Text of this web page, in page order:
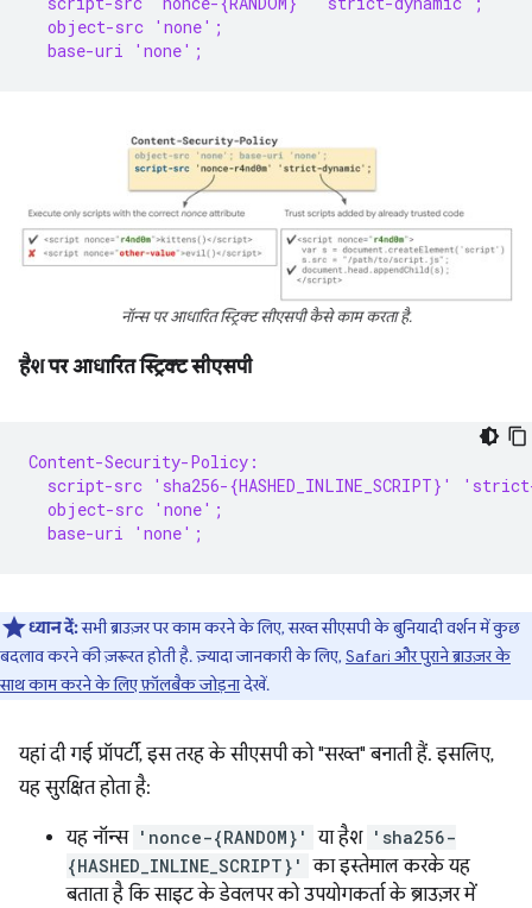
  object-src 'none';
  base-uri 'none';
नॉन्स पर आधारित स्ट्रिक्ट सीएसपी कैसे काम करता है.
हैश पर आधारित स्ट्रिक्ट सीएसपी
Content-Security-Policy:
script-src 'sha256-{HASHED_INLINE_SCRIPT}'
  object-src 'none';
  base-uri 'none';
ध्यान दें:सभी ब्राउज़र पर काम करने के लिए, सख्त सीएसपी के बुनियादी वर्शन में कुछ
बदलाव करने की ज़रूरत होती है. ज़्यादा जानकारी के लिए, Safari और पुराने ब्राउज़र के
साथ काम करने के लिए फ़ॉलबैक जोड़नादेखें.
यहां दी गई प्रॉपर्टी, इस तरह के सीएसपी को "सख्त" बनाती हैं. इसलिए,
यह सुरक्षित होता है:
यह नॉन्स 'nonce-{RANDOM}' या हैश 'sha256-
{HASHED_INLINE_SCRIPT}' का इस्तेमाल करके यह
बताता है कि साइट के डेवलपर को उपयोगकर्ता के ब्राउज़र में